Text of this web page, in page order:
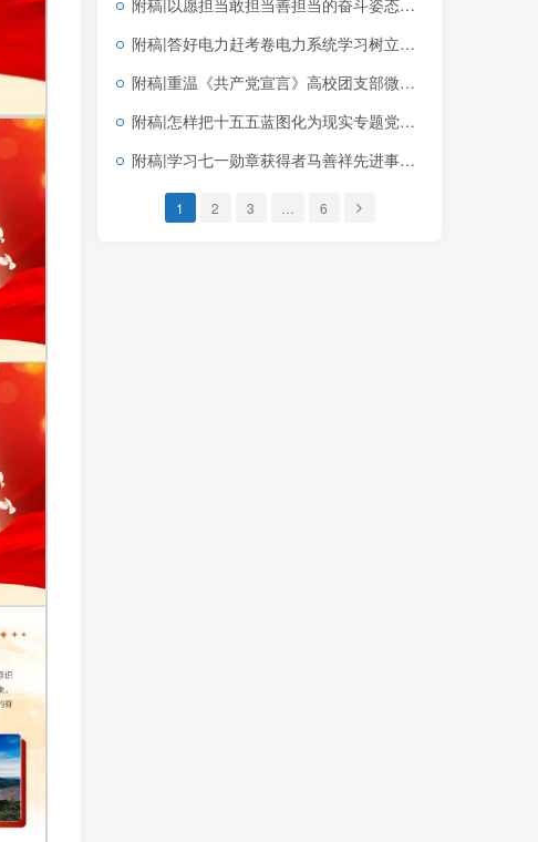
附稿|以愿担当敢担当善担当的奋斗姿态创造政绩2026年学习教育专题党课ppt课件
附稿|答好电力赶考卷电力系统学习树立和践行正确政绩观学习教育主题党课ppt模板
附稿|重温《共产党宣言》高校团支部微型团课PPT下载
附稿|怎样把十五五蓝图化为现实专题党课PPT课件十五五规划落实宣讲
附稿|学习七一勋章获得者马善祥先进事迹社区书记讲党课PPT课件
1 2 3 6